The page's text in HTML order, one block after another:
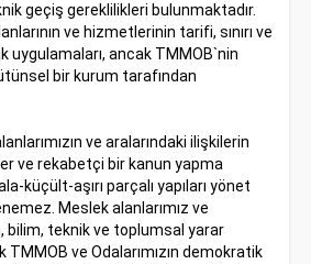
geçiş gereklilikleri bulunmaktadır.
ve hizmetlerinin tarifi, sınırı ve
uygulamaları, ancak TMMOB`nin
bir kurum tarafından
ve aralarındaki ilişkilerin
ve rekabetçi bir kanun yapma
küçült-aşırı parçalı yapıları yönet
Meslek alanlarımız ve
bilim, teknik ve toplumsal yarar
ve Odalarımızın demokratik